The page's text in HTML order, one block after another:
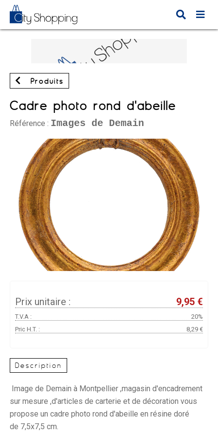
Produits
Cadre photo rond d'abeille
Référence : Images de Demain
Prix unitaire : 9,95 €
T.V.A :
20%
Pric H.T. :
8,29 €
Description
Image de Demain à Montpellier ,magasin d'encadrement
sur mesure ,d'articles de carterie et de décoration vous
propose un cadre photo rond d'abeille en résine doré
de 7,5x7,5 cm.